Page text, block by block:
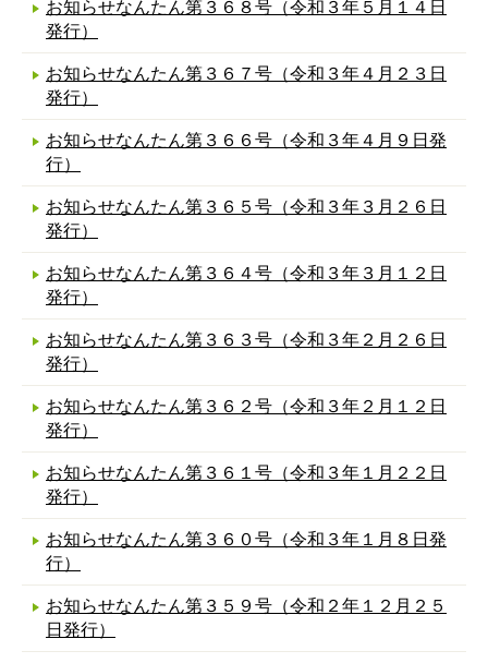
お知らせなんたん第３６８号（令和３年５月１４日
発行）
お知らせなんたん第３６７号（令和３年４月２３日
発行）
お知らせなんたん第３６６号（令和３年４月９日発
行）
お知らせなんたん第３６５号（令和３年３月２６日
発行）
お知らせなんたん第３６４号（令和３年３月１２日
発行）
お知らせなんたん第３６３号（令和３年２月２６日
発行）
お知らせなんたん第３６２号（令和３年２月１２日
発行）
お知らせなんたん第３６１号（令和３年１月２２日
発行）
お知らせなんたん第３６０号（令和３年１月８日発
行）
お知らせなんたん第３５９号（令和２年１２月２５
日発行）